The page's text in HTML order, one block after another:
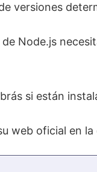
versiones
Node.js
si están
web oficial en